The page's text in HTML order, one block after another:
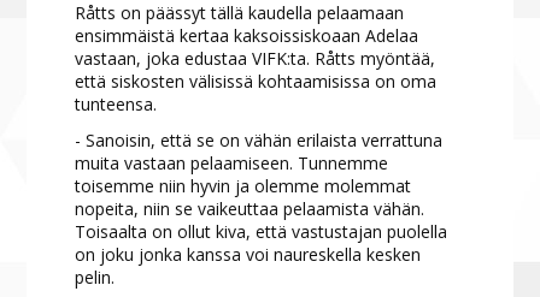
Råtts on päässyt tällä kaudella pelaamaan
ensimmäistä kertaa kaksoissiskoaan Adelaa
vastaan, joka edustaa VIFK:ta. Råtts myöntää,
että siskosten välisissä kohtaamisissa on oma
tunteensa.
- Sanoisin, että se on vähän erilaista verrattuna
muita vastaan pelaamiseen. Tunnemme
toisemme niin hyvin ja olemme molemmat
nopeita, niin se vaikeuttaa pelaamista vähän.
Toisaalta on ollut kiva, että vastustajan puolella
on joku jonka kanssa voi naureskella kesken
pelin.